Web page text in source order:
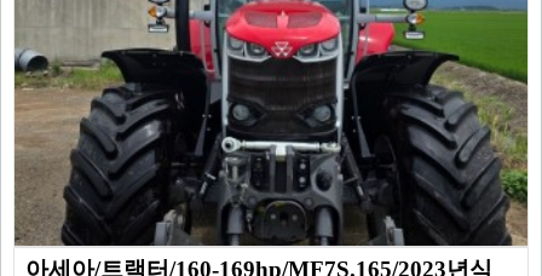
아세아/트랙터/160-169hp/MF7S.165/2023년식